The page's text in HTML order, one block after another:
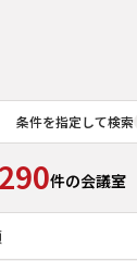
条件を指定して検索
件の会議室